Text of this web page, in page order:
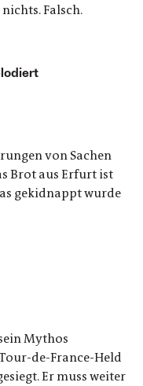
Falsch.
von Sachen
Brot aus Erfurt ist
gekidnappt wurde
Mythos
de-France-Held
Er muss weiter